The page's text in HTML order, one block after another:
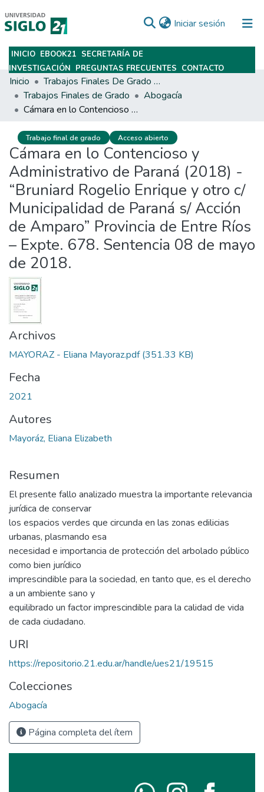
Iniciar sesión (current)
Subir
INICIO EBOOK21 SECRETARÍA DE
INVESTIGACIÓN PREGUNTAS FRECUENTES CONTACTO
Inicio
Trabajos Finales De Grado Y Posgrado
Trabajos Finales de Grado
Abogacía
Cámara en lo Contencioso y Administrativo de Paraná (2018) - “Bruniard Rogelio Enrique y otro c/ Municipalidad de Paraná s/ Acción de Amparo” Provincia de Entre Ríos – Expte. 678. Sentencia 08 de mayo de 2018.
Trabajo final de grado Acceso abierto
Cámara en lo Contencioso y
Administrativo de Paraná (2018) -
“Bruniard Rogelio Enrique y otro c/
Municipalidad de Paraná s/ Acción
de Amparo” Provincia de Entre Ríos
– Expte. 678. Sentencia 08 de mayo
de 2018.
Archivos
MAYORAZ - Eliana Mayoraz.pdf(351.33 KB)
Fecha
2021
Autores
Mayoráz, Eliana Elizabeth
Resumen
El presente fallo analizado muestra la importante relevancia
jurídica de conservar
los espacios verdes que circunda en las zonas edilicias
urbanas, plasmando esa
necesidad e importancia de protección del arbolado público
como bien jurídico
imprescindible para la sociedad, en tanto que, es el derecho
a un ambiente sano y
equilibrado un factor imprescindible para la calidad de vida
de cada ciudadano.
URI
https://repositorio.21.edu.ar/handle/ues21/19515
Colecciones
Abogacía
Página completa del ítem